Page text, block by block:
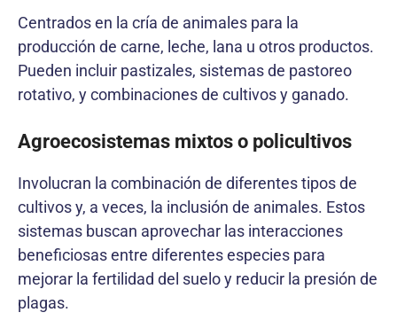
Centrados en la cría de animales para la
producción de carne, leche, lana u otros productos.
Pueden incluir pastizales, sistemas de pastoreo
rotativo, y combinaciones de cultivos y ganado.
Agroecosistemas mixtos o policultivos
Involucran la combinación de diferentes tipos de
cultivos y, a veces, la inclusión de animales. Estos
sistemas buscan aprovechar las interacciones
beneficiosas entre diferentes especies para
mejorar la fertilidad del suelo y reducir la presión de
plagas.